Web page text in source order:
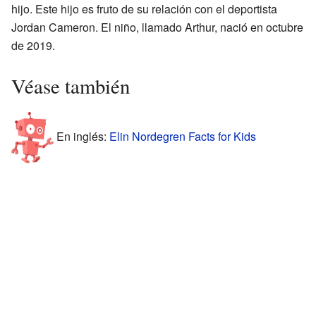
hijo. Este hijo es fruto de su relación con el deportista
Jordan Cameron. El niño, llamado Arthur, nació en octubre
de 2019.
Véase también
En inglés: Elin Nordegren Facts for Kids